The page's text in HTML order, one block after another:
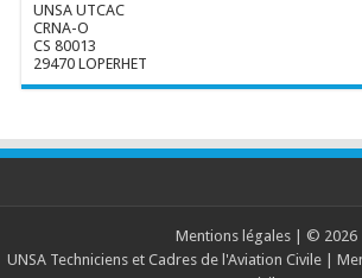
UNSA UTCAC
CRNA-O
CS 80013
29470 LOPERHET
Mentions légales| © 2026
UNSA Techniciens et Cadres de l'Aviation Civile |